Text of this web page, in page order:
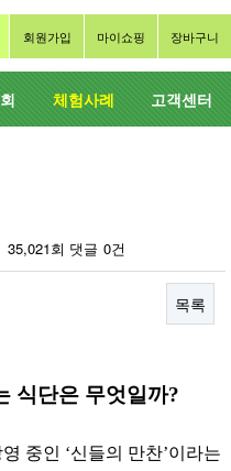
회원가입 마이쇼핑 장바구니
체험사례 고객센터
35,021회 댓글 0건
목록
식단은 무엇일까?
중인 ‘신들의 만찬’이라는